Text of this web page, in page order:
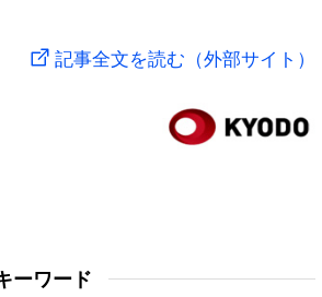
記事全文を読む（外部サイト）
ーワード